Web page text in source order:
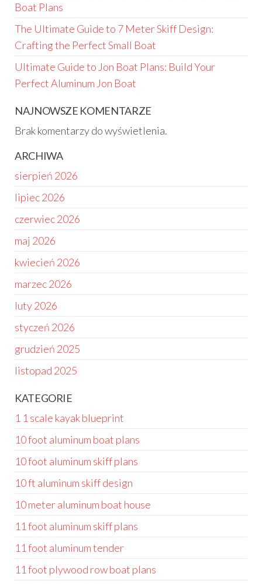
Boat Plans
The Ultimate Guide to 7 Meter Skiff Design:
Crafting the Perfect Small Boat
Ultimate Guide to Jon Boat Plans: Build Your
Perfect Aluminum Jon Boat
NAJNOWSZE KOMENTARZE
Brak komentarzy do wyświetlenia.
ARCHIWA
sierpień 2026
lipiec 2026
czerwiec 2026
maj 2026
kwiecień 2026
marzec 2026
luty 2026
styczeń 2026
grudzień 2025
listopad 2025
KATEGORIE
1 1 scale kayak blueprint
10 foot aluminum boat plans
10 foot aluminum skiff plans
10 ft aluminum skiff design
10 meter aluminum boat house
11 foot aluminum skiff plans
11 foot aluminum tender
11 foot plywood row boat plans